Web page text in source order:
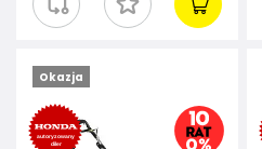
Okazja